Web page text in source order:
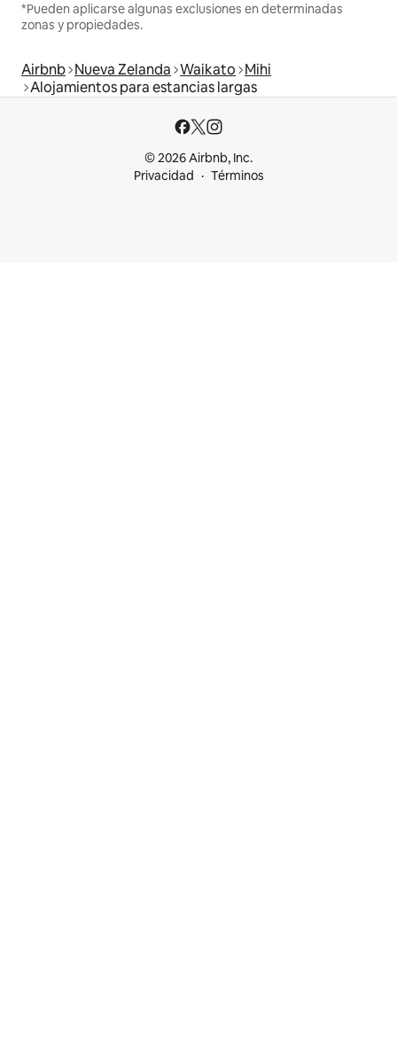
*Pueden aplicarse algunas exclusiones en determinadas
zonas y propiedades.
Airbnb Nueva Zelanda Waikato Mihi
Alojamientos para estancias largas
© 2026 Airbnb, Inc.
Privacidad
Términos